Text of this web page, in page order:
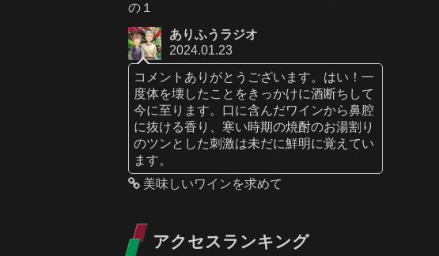
の１
ありふうラジオ
2024.01.23
コメントありがとうございます。はい！一
度体を壊したことをきっかけに酒断ちして
今に至ります。口に含んだワインから鼻腔
に抜ける香り、寒い時期の焼酎のお湯割り
のツンとした刺激は未だに鮮明に覚えてい
ます。
美味しいワインを求めて
アクセスランキング